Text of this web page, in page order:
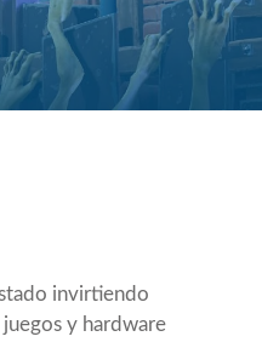
invirtiendo
y hardware